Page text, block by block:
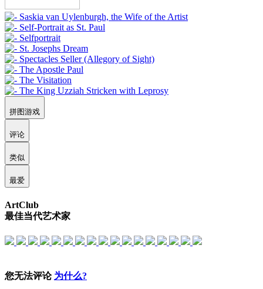
拼图游戏
评论
类似
最爱
ArtClub
最佳当代艺术家
您无法评论 为什么?